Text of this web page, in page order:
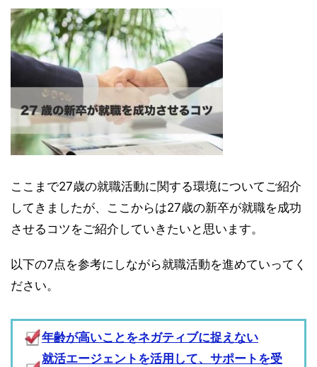
ここまで27歳の就職活動に関する環境についてご紹介
してきましたが、ここからは27歳の新卒が就職を成功
させるコツをご紹介していきたいと思います。
以下の7点を参考にしながら就職活動を進めていってく
ださい。
年齢が高いことをネガティブに捉えない
就活エージェントを活用して、サポートを受